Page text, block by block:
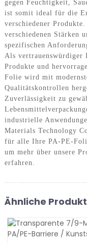
gegen Feuchtigkeit,
ist somit ideal für die
verschiedener
verschiedenen Stärken
spezifischen
Als vertrauenswürdiger
Produkte und
Folie wird mit
Qualitätskontrollen
Zuverlässigkeit zu
industrielle
Materials Technology
für alle Ihre PA-PE-
um mehr über unsere
erfahren.
Ähnliche